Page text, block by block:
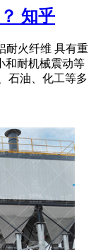
知乎
耐火纤维 具有重
和耐机械震动等
石油、化工等多